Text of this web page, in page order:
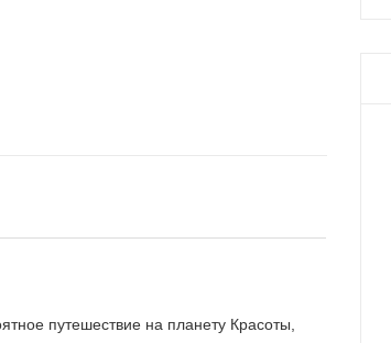
путешествие на планету Красоты,